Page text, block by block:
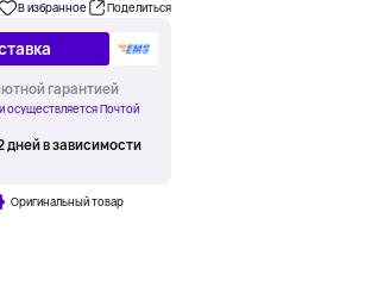
В избранное Поделиться
гарантией
осуществляется Почтой
дней в зависимости
Оригинальный товар